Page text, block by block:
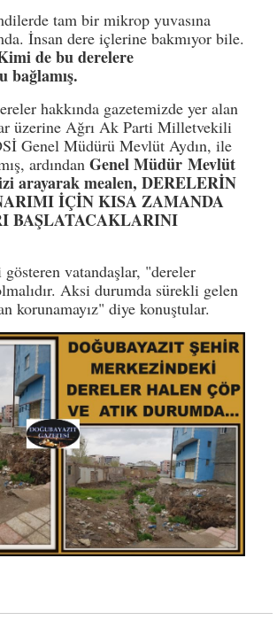
tam bir mikrop yuvasına
İnsan dere içlerine bakmıyor bile.
de bu derelere
bağlamış.
hakkında gazetemizde yer alan
üzerine Ağrı Ak Parti Milletvekili
Genel Müdürü Mevlüt Aydın, ile
ardından Genel Müdür Mevlüt
arayarak mealen, DERELERİN
İÇİN KISA ZAMANDA
BAŞLATACAKLARINI
vatandaşlar, "dereler
Aksi durumda sürekli gelen
korunamayız" diye konuştular.